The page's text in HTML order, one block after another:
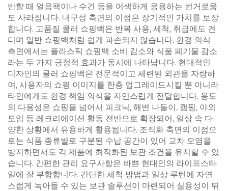
반할 때 얼음팩이나 수건 등을 어색하게 응용하는 번거로움
도 사라집니다. 내구성 측면의 이점은 장기적인 가치를 보장
합니다. 고품질 쿨러 쇼핑백은 반복 사용, 세척, 취급에도 견
디며 일반 쇼핑백처럼 쉽게 파손되지 않습니다. 환경 의식
측면에서는 플라스틱 쇼핑백 소비 감소와 식품 폐기물 감소
라는 두 가지 긍정적 효과가 동시에 나타납니다. 현대적인
디자인의 쿨러 쇼핑백은 전문적이고 세련된 외관을 자랑하
여, 사용자의 쇼핑 이미지를 한층 업그레이드시킬 뿐 아니라
타인에게도 환경 책임 의식을 자연스럽게 전달합니다. 용도
의 다용성은 쇼핑을 넘어서 피크닉, 해변 나들이, 캠핑, 야외
모임 등 레크리에이션 활동 전반으로 확장되어, 일상 속 다
양한 상황에서 유용하게 활용됩니다. 조직화 측면의 이점으
로는 식품 종류별로 구분된 수납 공간이 있어 교차 오염을
방지하면서도 각 제품에 최적화된 보관 조건을 유지할 수 있
습니다. 간편한 관리 요구사항은 바쁜 현대인의 라이프스타
일에 잘 부합합니다. 간단한 세척 방법과 일상 루틴에 자연
스럽게 녹아들 수 있는 보관 솔루션이 마련되어 실용성이 뛰